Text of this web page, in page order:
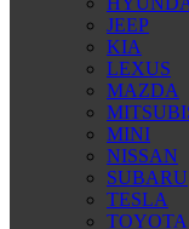
JEEP
KIA
LEXUS
MAZDA
MINI
NISSAN
SUBARU
TESLA
TOYOTA